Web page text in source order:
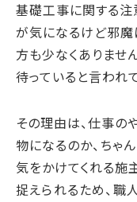
基礎工事に関する注
が気になるけど邪
方も少なくありませ
待っていると言われ
その理由は、仕事の
物になるのか、ちゃ
気をかけてくれる
捉えられるため、職